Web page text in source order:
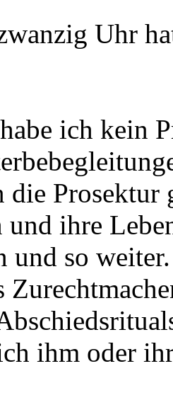
Uhr
ich kein
die Prosektur
und ihre
und so
ihm oder